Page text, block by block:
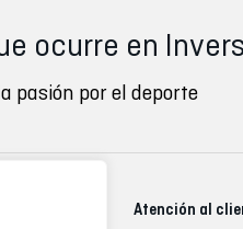
ocurre en
pasión por el deporte
Atención al